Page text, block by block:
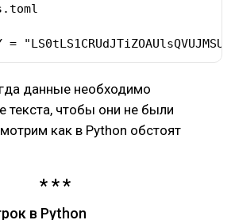
=
данные необходимо
текста, чтобы они не были
как в Python обстоят
в Python